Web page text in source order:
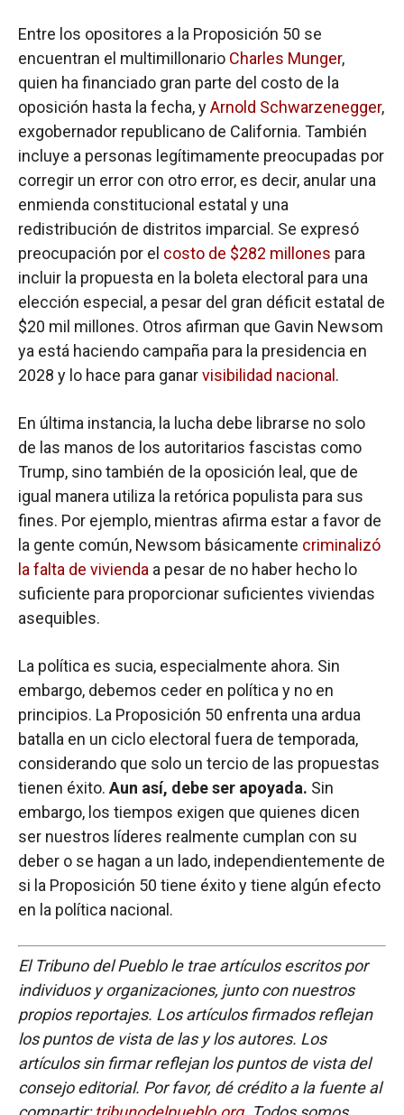
Entre los opositores a la Proposición 50 se
encuentran el multimillonario Charles Munger,
quien ha financiado gran parte del costo de la
oposición hasta la fecha, yArnold Schwarzenegger,
exgobernador republicano de California. También
incluye a personas legítimamente preocupadas por
corregir un error con otro error, es decir, anular una
enmienda constitucional estatal y una
redistribución de distritos imparcial. Se expresó
preocupación por el costo de $282 millones para
incluir la propuesta en la boleta electoral para una
elección especial, a pesar del gran déficit estatal de
$20 mil millones. Otros afirman que Gavin Newsom
ya está haciendo campaña para la presidencia en
2028 y lo hace para ganarvisibilidad nacional.
En última instancia, la lucha debe librarse no solo
de las manos de los autoritarios fascistas como
Trump, sino también de la oposición leal, que de
igual manera utiliza la retórica populista para sus
fines. Por ejemplo, mientras afirma estar a favor de
la gente común, Newsom básicamente criminalizó
la falta de vivienda a pesar de no haber hecho lo
suficiente para proporcionar suficientes viviendas
asequibles.
La política es sucia, especialmente ahora. Sin
embargo, debemos ceder en política y no en
principios. La Proposición 50 enfrenta una ardua
batalla en un ciclo electoral fuera de temporada,
considerando que solo un tercio de las propuestas
tienen éxito. Aun así, debe ser apoyada. Sin
embargo, los tiempos exigen que quienes dicen
ser nuestros líderes realmente cumplan con su
deber o se hagan a un lado, independientemente de
si la Proposición 50 tiene éxito y tiene algún efecto
en la política nacional.
El Tribuno del Pueblo le trae artículos escritos por
individuos y organizaciones, junto con nuestros
propios reportajes. Los artículos firmados reflejan
los puntos de vista de las y los autores. Los
artículos sin firmar reflejan los puntos de vista del
consejo editorial. Por favor, dé crédito a la fuente al